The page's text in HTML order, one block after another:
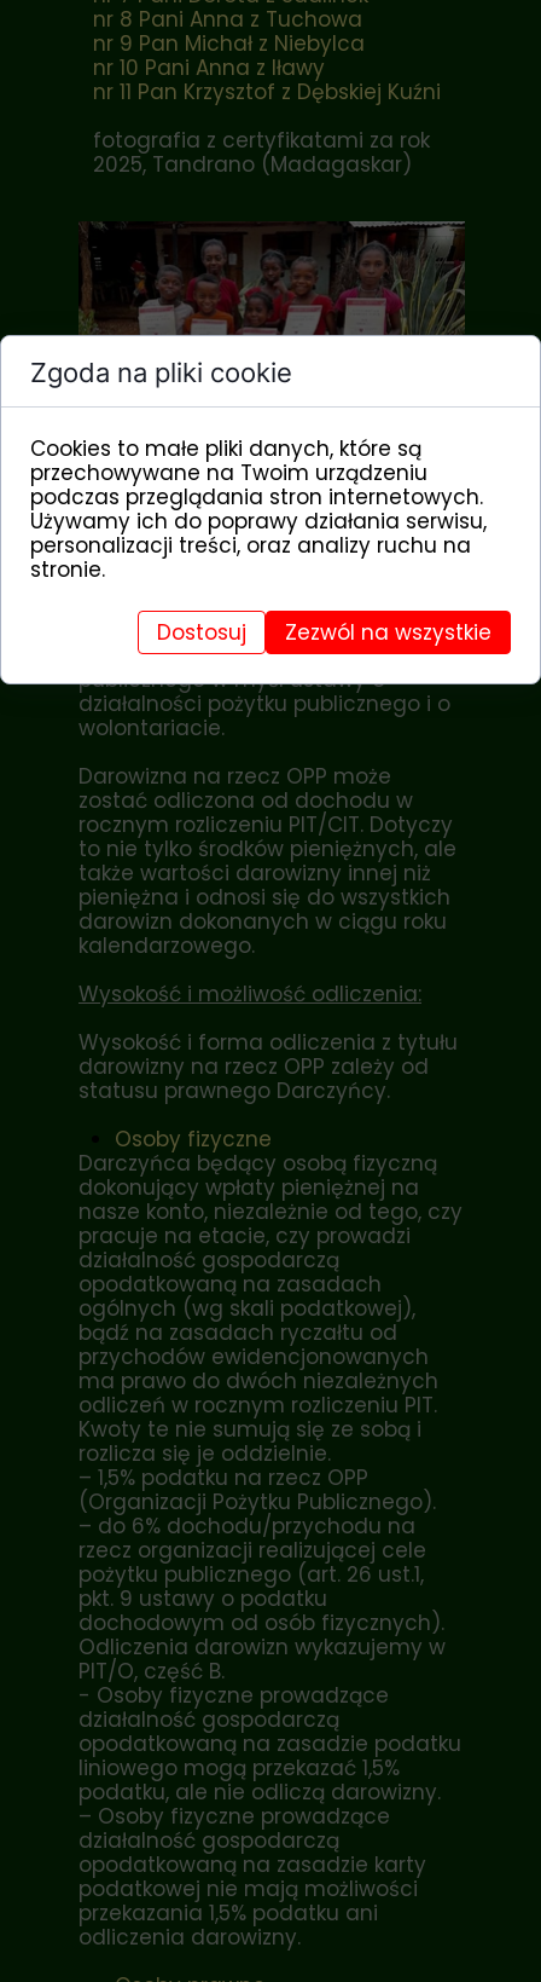
Fundacja „Dzieci Afryki” posiada
status Organizacji Pożytku
Publicznego (OPP), oraz jest
organizacją realizującą cele pożytku
publicznego w myśl ustawy o
działalności pożytku publicznego i o
wolontariacie.
Darowizna na rzecz OPP może
zostać odliczona od dochodu w
rocznym rozliczeniu PIT/CIT. Dotyczy
to nie tylko środków pieniężnych, ale
także wartości darowizny innej niż
pieniężna i odnosi się do wszystkich
darowizn dokonanych w ciągu roku
kalendarzowego.
Wysokość i możliwość odliczenia:
Wysokość i forma odliczenia z tytułu
darowizny na rzecz OPP zależy od
statusu prawnego Darczyńcy.
Osoby fizyczne
Darczyńca będący osobą fizyczną
dokonujący wpłaty pieniężnej na
nasze konto, niezależnie od tego, czy
pracuje na etacie, czy prowadzi
działalność gospodarczą
opodatkowaną na zasadach
ogólnych (wg skali podatkowej),
bądź na zasadach ryczałtu od
przychodów ewidencjonowanych
ma prawo do dwóch niezależnych
odliczeń w rocznym rozliczeniu PIT.
Kwoty te nie sumują się ze sobą i
rozlicza się je oddzielnie.
– 1,5% podatku na rzecz OPP
(Organizacji Pożytku Publicznego).
– do 6% dochodu/przychodu na
rzecz organizacji realizującej cele
pożytku publicznego (art. 26 ust.1,
pkt. 9 ustawy o podatku
dochodowym od osób fizycznych).
Odliczenia darowizn wykazujemy w
PIT/O, część B.
- Osoby fizyczne prowadzące
działalność gospodarczą
opodatkowaną na zasadzie podatku
liniowego mogą przekazać 1,5%
podatku, ale nie odliczą darowizny.
– Osoby fizyczne prowadzące
działalność gospodarczą
opodatkowaną na zasadzie karty
podatkowej nie mają możliwości
przekazania 1,5% podatku ani
odliczenia darowizny.
nr 8 Pani Anna z Tuchowa
nr 9 Pan Michał z Niebylca
nr 10 Pani Anna z Iławy
nr 11 Pan Krzysztof z Dębskiej Kuźni
fotografia z certyfikatami za rok
2025, Tandrano (Madagaskar)
Zgoda na pliki cookie
Cookies to małe pliki danych, które są
przechowywane na Twoim urządzeniu
podczas przeglądania stron internetowych.
Używamy ich do poprawy działania serwisu,
personalizacji treści, oraz analizy ruchu na
stronie.
Dostosuj Zezwól na wszystkie